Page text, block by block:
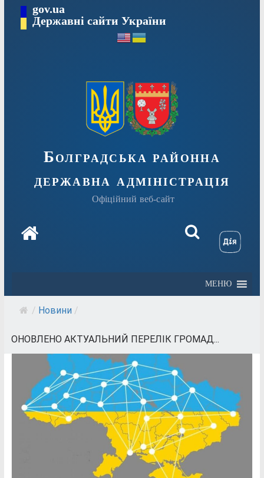
Перейтиgov.ua
Державні сайти України
Болградська районна
державна адміністрація
Офіційний веб-сайт
МЕНЮ
/ Новини /
ОНОВЛЕНО АКТУАЛЬНИЙ ПЕРЕЛІК ГРОМАД...